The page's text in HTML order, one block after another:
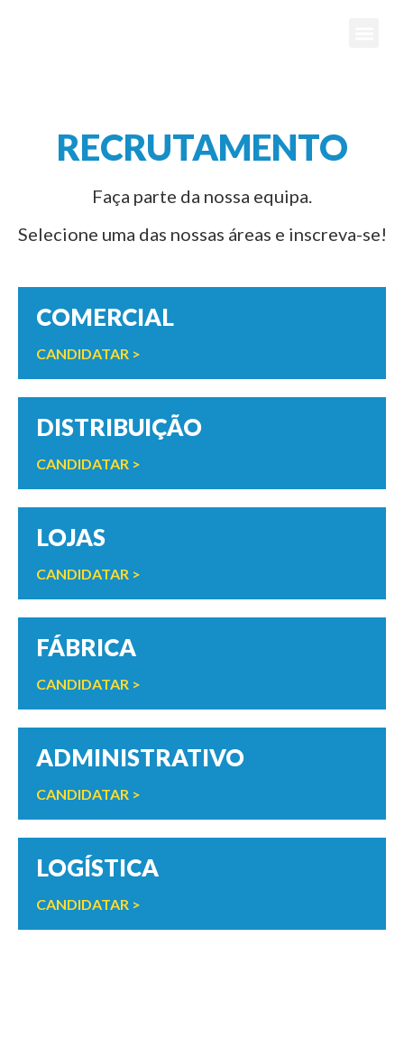
RECRUTAMENTO
Faça parte da nossa equipa.
Selecione uma das nossas áreas e inscreva-se!
COMERCIAL
CANDIDATAR >
DISTRIBUIÇÃO
CANDIDATAR >
LOJAS
CANDIDATAR >
FÁBRICA
CANDIDATAR >
ADMINISTRATIVO
CANDIDATAR >
LOGÍSTICA
CANDIDATAR >